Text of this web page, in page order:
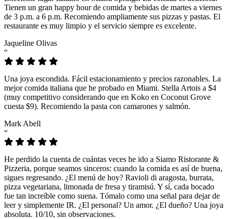
Tienen un gran happy hour de comida y bebidas de martes a viernes
de 3 p.m. a 6 p.m. Recomiendo ampliamente sus pizzas y pastas. El
restaurante es muy limpio y el servicio siempre es excelente.
Jaqueline Olivas
“
Una joya escondida. Fácil estacionamiento y precios razonables. La
mejor comida italiana que he probado en Miami. Stella Artois a $4
(muy competitivo considerando que en Koko en Coconut Grove
cuesta $9). Recomiendo la pasta con camarones y salmón.
Mark Abell
“
He perdido la cuenta de cuántas veces he ido a Siamo Ristorante &
Pizzeria, porque seamos sinceros: cuando la comida es así de buena,
sigues regresando. ¿El menú de hoy? Ravioli di aragosta, burrata,
pizza vegetariana, limonada de fresa y tiramisú. Y sí, cada bocado
fue tan increíble como suena. Tómalo como una señal para dejar de
leer y simplemente IR. ¿El personal? Un amor. ¿El dueño? Una joya
absoluta. 10/10, sin observaciones.